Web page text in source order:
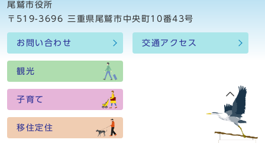
尾鷲市役所
〒519-3696 三重県尾鷲市中央町10番43号
お問い合わせ 交通アクセス
観光
子育て
移住定住